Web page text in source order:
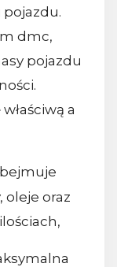
dmc,
pojazdu
a
oleje oraz